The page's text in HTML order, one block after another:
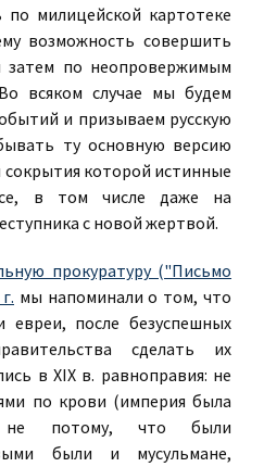
милицейской картотеке
возможность совершить
затем по неопровержимым
всяком случае мы будем
и призываем русскую
ту основную версию
которой истинные
в том числе даже на
с новой жертвой.
прокуратуру ("Письмо
мы напоминали о том, что
евреи, после безуспешных
сделать их
в XIX в. равноправия: не
по крови (империя была
не потому, что были
были и мусульмане,